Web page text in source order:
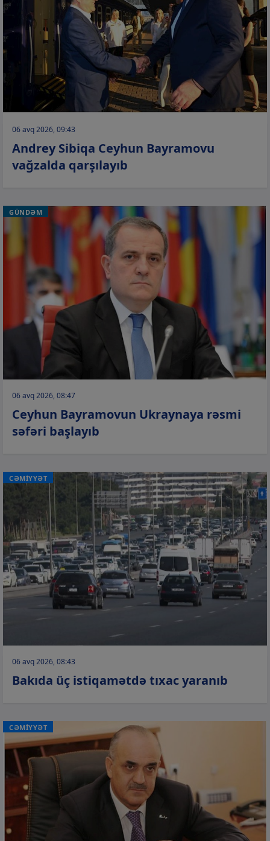
06 avq 2026, 09:43
Andrey Sibiqa Ceyhun Bayramovu
vağzalda qarşılayıb
GÜNDƏM
06 avq 2026, 08:47
Ceyhun Bayramovun Ukraynaya rəsmi
səfəri başlayıb
CƏMİYYƏT
06 avq 2026, 08:43
Bakıda üç istiqamətdə tıxac yaranıb
CƏMİYYƏT